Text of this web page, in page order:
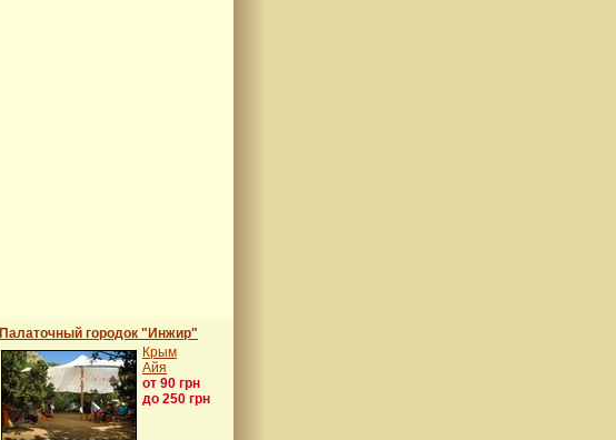
Палаточный городок "Инжир"
Крым
Айя
от 90 грн
до 250 грн